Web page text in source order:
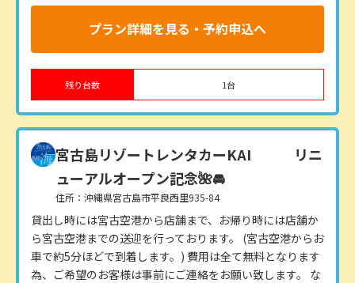
プラン詳細を見る・予約申込へ
残り台数 1台
宮古島リゾートレンタカーKAI リニ
ューアルオープン記念🌺🚘
住所：沖縄県宮古島市平良西里935-84
貸出し時には宮古空港から店舗まで、お帰り時には店舗か
ら宮古空港までの送迎を行っております。 (宮古空港からお
車で約5分ほどで到着します。) 費用は全て無料となります
為、ご希望のお客様は事前にご連絡をお願い致します。 な